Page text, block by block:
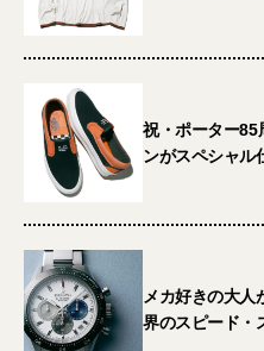
祝・ポーター85
ンがスペシャル
メカ好きの大人
界のスピード・